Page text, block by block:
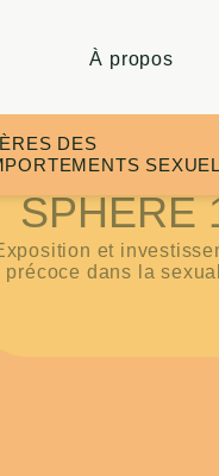
À propos
DES
SPHÈRE
et
précoce dans la